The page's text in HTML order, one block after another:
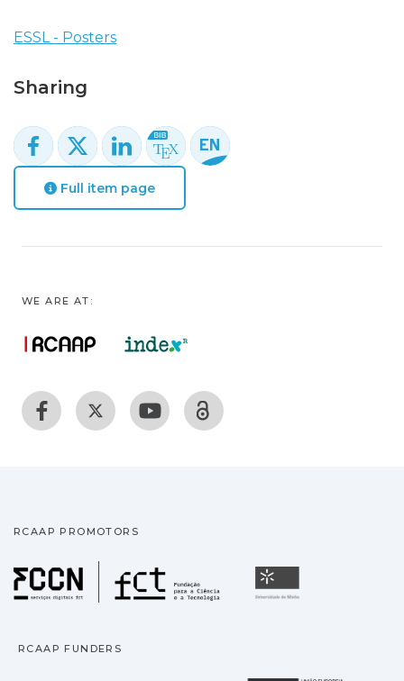
ESSL - Posters
Sharing
Full item page
WE ARE AT:
RCAAP PROMOTORS
Fundação para a
RCAAP FUNDERS